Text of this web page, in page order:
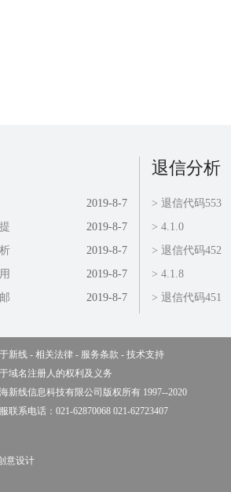
2019-8-7
2019-8-7
2019-8-7
2019-8-7
2019-8-7
退信分析
> 退信代码553
> 4.1.0
> 退信代码452
> 4.1.8
> 退信代码451
新线 - 相关法律 - 服务条款 - 技术支持
域名注册人的权利及义务
新线信息科技有限公司版权所有 1997--2020
联系电话：021-62870068 021-62723407
意设计